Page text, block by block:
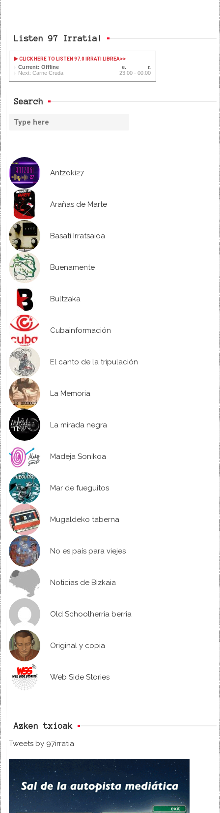
Listen 97 Irratia!
CLICK HERE TO LISTEN 97.0 IRRATI LIBREA>>
Current: Offline
Next: Carne Cruda
23:00 - 00:00
Search
Antzoki27
Arañas de Marte
Basati Irratsaioa
Buenamente
Bultzaka
Cubainformación
El canto de la tripulación
La Memoria
La mirada negra
Madeja Sonikoa
Mar de fueguitos
Mugaldeko taberna
No es país para viejes
Noticias de Bizkaia
Old Schoolherria berria
Original y copia
Web Side Stories
Azken txioak
Tweets by 97irratia